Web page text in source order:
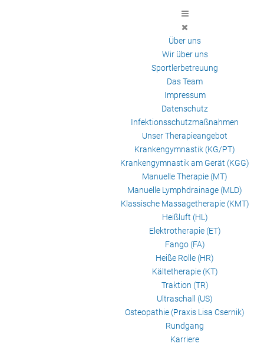
Über uns
Wir über uns
Sportlerbetreuung
Das Team
Impressum
Datenschutz
Infektionsschutzmaßnahmen
Unser Therapieangebot
Krankengymnastik (KG/PT)
Krankengymnastik am Gerät (KGG)
Manuelle Therapie (MT)
Manuelle Lymphdrainage (MLD)
Klassische Massagetherapie (KMT)
Heißluft (HL)
Elektrotherapie (ET)
Fango (FA)
Heiße Rolle (HR)
Kältetherapie (KT)
Traktion (TR)
Ultraschall (US)
Osteopathie (Praxis Lisa Csernik)
Rundgang
Karriere